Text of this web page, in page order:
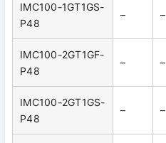
IMC100-1GT1GS-
P48
– –
IMC100-2GT1GF-
P48
– –
IMC100-2GT1GS-
P48
– –